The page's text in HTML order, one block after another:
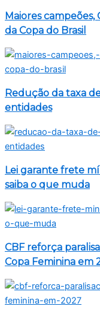
Maiores
da Copa do Brasil
Redução da taxa
entidades
Lei garante frete
saiba o que muda
CBF reforça
Copa Feminina em